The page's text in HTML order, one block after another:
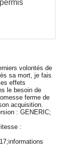
volontés de
sa mort, je fais
effets
le besoin de
ferme de
acquisition.
: GENERIC;
: